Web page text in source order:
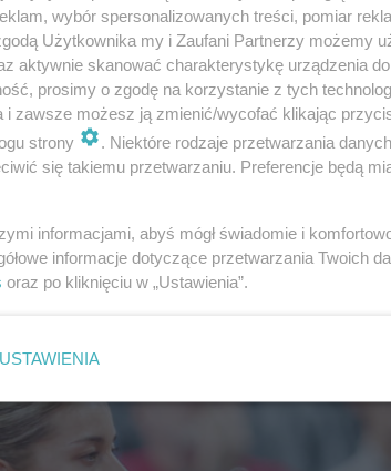
w niedzielę turnieju głównym są Iga
Polka boleśnie przegrała z 18-la…
Napisz do nas na adres[email
wybór spersonalizowanych treści, pomiar
Użytkownika my i Zaufani Partnerzy możemy
aktywnie skanować charakterystykę urządzenia
prosimy o zgodę na korzystanie z tych
i zawsze możesz ją zmienić/wycofać klikając
strony
. Niektóre rodzaje przetwarzania
się takiemu przetwarzaniu. Preferencje będą
informacjami, abyś mógł świadomie i
informacje dotyczące przetwarzania Twoich
oraz po kliknięciu w „Ustawienia”.
USTAWIENIA